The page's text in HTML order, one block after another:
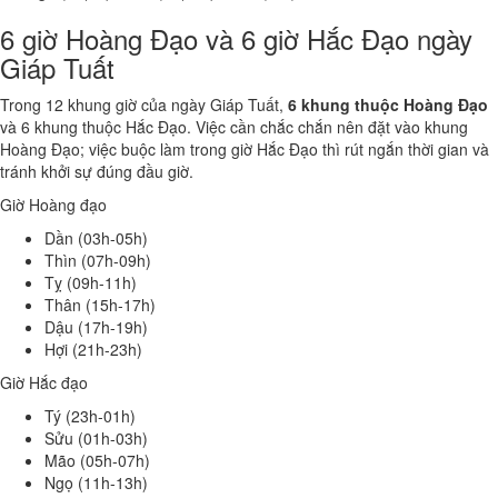
6 giờ Hoàng Đạo và 6 giờ Hắc Đạo ngày
Giáp Tuất
Trong 12 khung giờ của ngày Giáp Tuất, 6 khung thuộc Hoàng Đạo
và 6 khung thuộc Hắc Đạo. Việc cần chắc chắn nên đặt vào khung
Hoàng Đạo; việc buộc làm trong giờ Hắc Đạo thì rút ngắn thời gian và
tránh khởi sự đúng đầu giờ.
Giờ Hoàng đạo
Dần (03h-05h)
Thìn (07h-09h)
Tỵ (09h-11h)
Thân (15h-17h)
Dậu (17h-19h)
Hợi (21h-23h)
Giờ Hắc đạo
Tý (23h-01h)
Sửu (01h-03h)
Mão (05h-07h)
Ngọ (11h-13h)